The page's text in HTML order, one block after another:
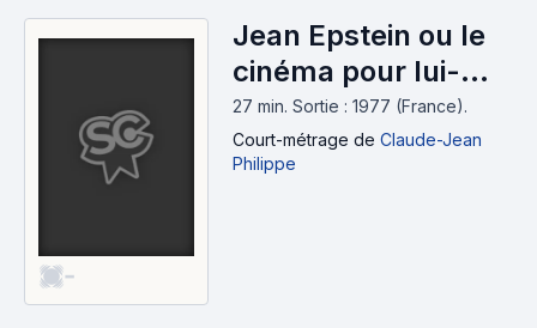
-
Jean Epstein ou le
cinéma pour lui-
même (1977)
27 min. Sortie : 1977 (France).
Court-métrage de Claude-Jean
Philippe